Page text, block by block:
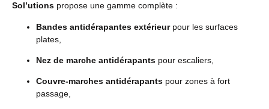
Sol’utions propose une gamme complète :
Bandes antidérapantes extérieurpour les surfaces
plates,
Nez de marche antidérapants pour escaliers,
Couvre-marches antidérapants pour zones à fort
passage,